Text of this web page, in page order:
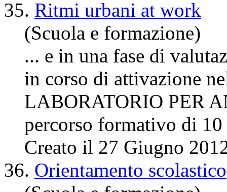
35. Ritmi urbani at work
(Scuola e formazione)
... e in una fase di
in corso di attivazione
LABORATORIO PER
percorso formativo di 10
Creato il 27 Giugno
36. Orientamento scolastico